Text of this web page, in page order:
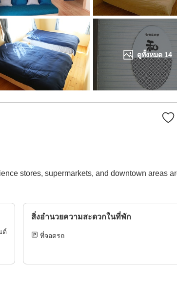
ดูทั้งหมด 14
stores, supermarkets, and downtown areas
ต์
สิ่งอำนวยความสะดวกในที่พัก
ที่จอดรถ